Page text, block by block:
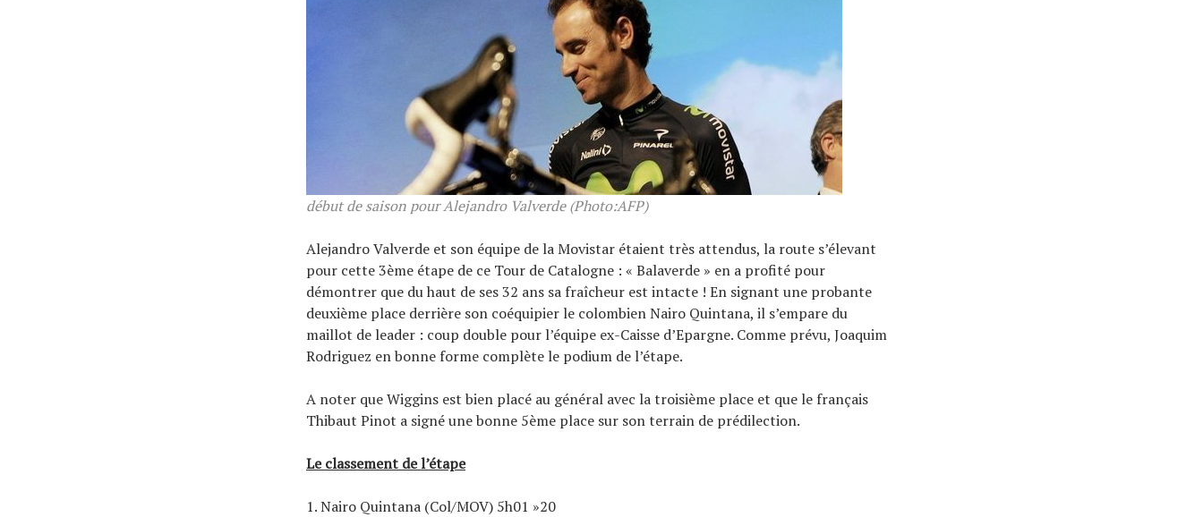
début de saison pour Alejandro Valverde (Photo:AFP)
Alejandro Valverde et son équipe de la Movistar étaient très attendus, la route s’élevant
pour cette 3ème étape de ce Tour de Catalogne : « Balaverde » en a profité pour
démontrer que du haut de ses 32 ans sa fraîcheur est intacte ! En signant une probante
deuxième place derrière son coéquipier le colombien Nairo Quintana, il s’empare du
maillot de leader : coup double pour l’équipe ex-Caisse d’Epargne. Comme prévu, Joaquim
Rodriguez en bonne forme complète le podium de l’étape.
A noter que Wiggins est bien placé au général avec la troisième place et que le français
Thibaut Pinot a signé une bonne 5ème place sur son terrain de prédilection.
Le classement de l’étape
1. Nairo Quintana (Col/MOV) 5h01 »20